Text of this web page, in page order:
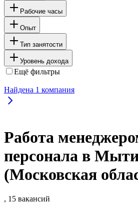
Рабочие часы
Опыт
Тип занятости
Уровень дохода
Ещё фильтры
Найдена 1 компания
Работа
персонала в
(Московская
, 15 вакансий